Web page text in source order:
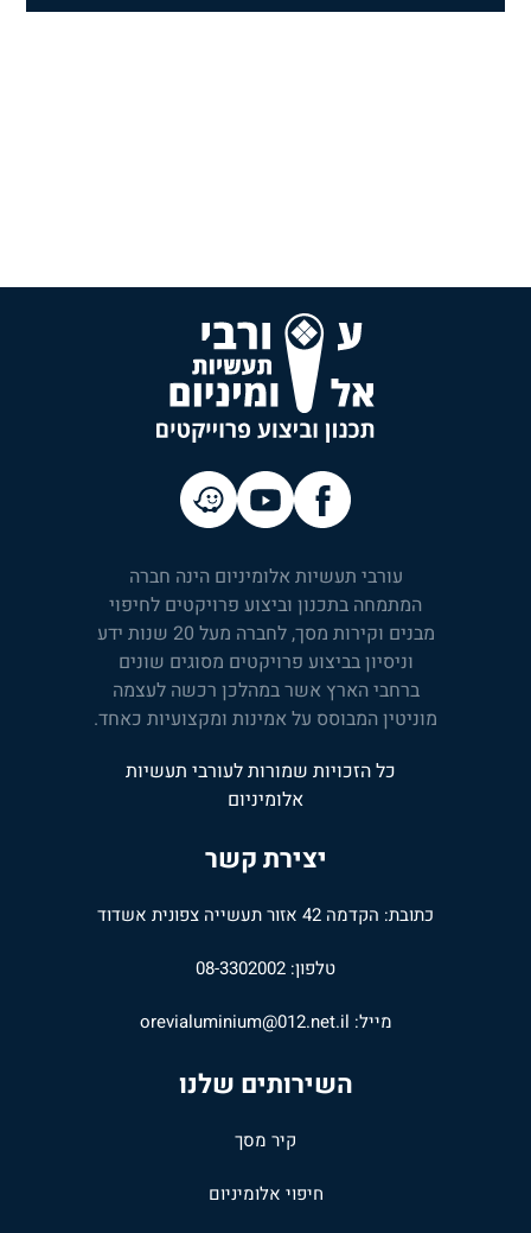
עורבי תעשיות אלומיניום הינה חברה
המתמחה בתכנון וביצוע פרויקטים לחיפוי
מבנים וקירות מסך, לחברה מעל 20 שנות ידע
וניסיון בביצוע פרויקטים מסוגים שונים
ברחבי הארץ אשר במהלכן רכשה לעצמה
מוניטין המבוסס על אמינות ומקצועיות כאחד.
כל הזכויות שמורות לעורבי תעשיות
אלומיניום
יצירת קשר
כתובת: הקדמה 42 אזור תעשייה צפונית אשדוד
טלפון: 08-3302002
מייל: orevialuminium@012.net.il
השירותים שלנו
קיר מסך
חיפוי אלומיניום